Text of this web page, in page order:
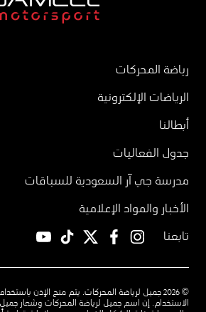
رياضة المحركات
الرياضات الإلكترونية
أبطالنا
جدول الفعاليات
مدرسة جي آر السعودية للسباقات
الأخبار والمواد الإعلامية
تابعنا
instagram
facebook
twitter
TikTok
© 2026 جميل لرياضة المحركات. يتم منح الإذن
الاستخدام. إن اسم جميل لرياضة المحركات وشعار